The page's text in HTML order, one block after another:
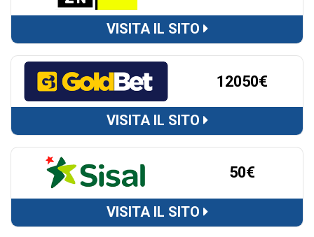
VISITA IL SITO
12050€
VISITA IL SITO
50€
VISITA IL SITO